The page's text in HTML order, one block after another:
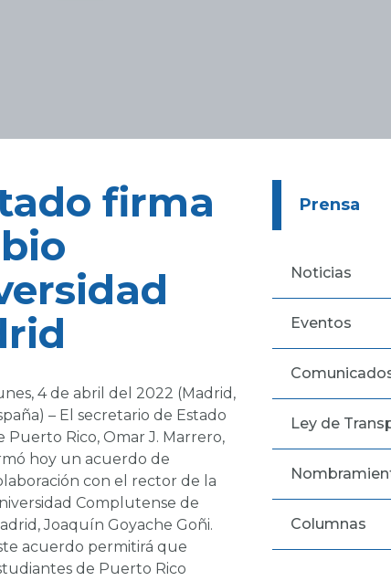
firma
4 de abril del 2022 (Madrid,
– El secretario de Estado
Puerto Rico, Omar J. Marrero,
hoy un acuerdo de
con el rector de la
Complutense de
Joaquín Goyache Goñi.
acuerdo permitirá que
de Puerto Rico
Prensa
Noticias
Eventos
Ley de
Columnas